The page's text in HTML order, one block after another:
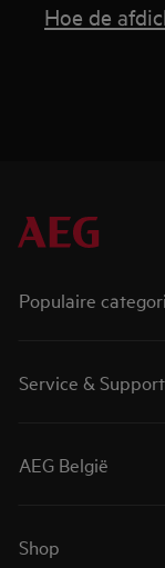
Hoe de
Populaire
Service & Support
AEG België
Shop